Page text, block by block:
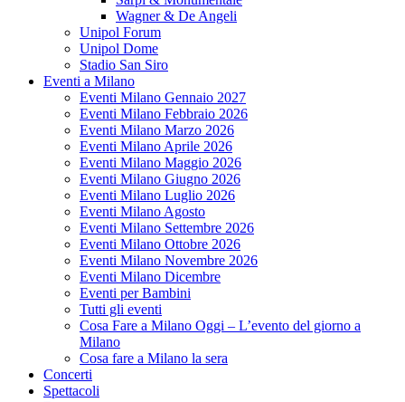
Wagner & De Angeli
Unipol Forum
Unipol Dome
Stadio San Siro
Eventi a Milano
Eventi Milano Gennaio 2027
Eventi Milano Febbraio 2026
Eventi Milano Marzo 2026
Eventi Milano Aprile 2026
Eventi Milano Maggio 2026
Eventi Milano Giugno 2026
Eventi Milano Luglio 2026
Eventi Milano Agosto
Eventi Milano Settembre 2026
Eventi Milano Ottobre 2026
Eventi Milano Novembre 2026
Eventi Milano Dicembre
Eventi per Bambini
Tutti gli eventi
Cosa Fare a Milano Oggi – L’evento del giorno a
Milano
Cosa fare a Milano la sera
Concerti
Spettacoli